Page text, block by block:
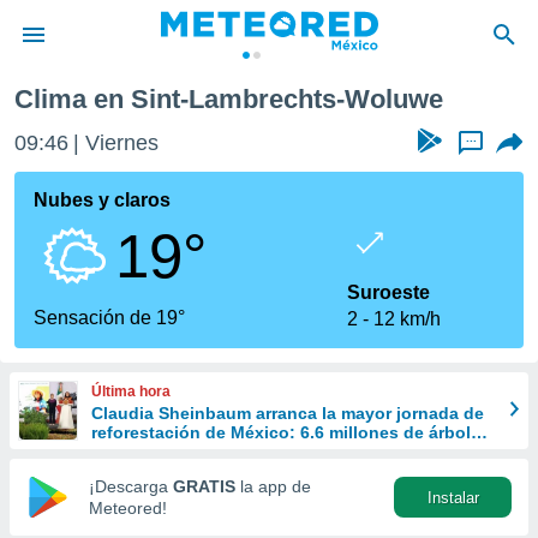
de
ha sido
calidad.
a este
las
y
forma
digital
basada
Clima en Sint-Lambrechts-Woluwe
09:46 Viernes ...
Nubes y claros
19°
Sensación de 19°
Suroeste
2
12 km/h
Última hora
Claudia Sheinbaum arranca la mayor jornada de
reforestación de México: 6.6 millones de árboles
¡Descarga GRATIS la app de
Meteored!
Instalar